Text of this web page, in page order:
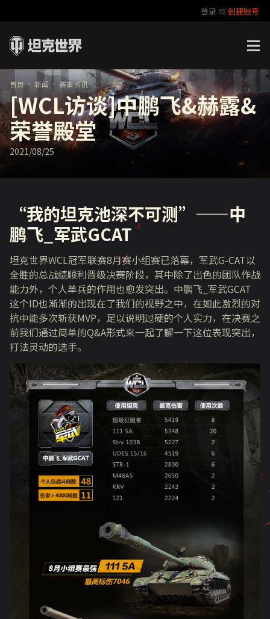
登录 或创建账号
你好，吾久
万圣节
《以战止战》
官方自媒体
首页 新闻 赛事资讯
[WCL访谈]中鹏飞&赫露&
荣誉殿堂
2021/08/25
“我的坦克池深不可测”——中
鹏飞_军武GCAT
坦克世界WCL冠军联赛8月赛小组赛已落幕，军武G-CAT以
全胜的总战绩顺利晋级决赛阶段，其中除了出色的团队作战
能力外，个人单兵的作用也愈发突出。中鹏飞_军武GCAT
这个ID也渐渐的出现在了我们的视野之中，在如此激烈的对
抗中能多次斩获MVP，足以说明过硬的个人实力，在决赛之
前我们通过简单的Q&A形式来一起了解一下这位表现突出，
打法灵动的选手。